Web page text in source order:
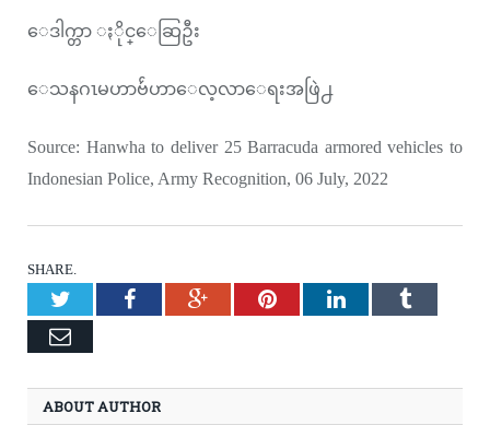
ေဒါက္တာ ႏိုင္ေဆြဦး
ေသနဂၤမဟာဗ်ဴဟာေလ့လာေရးအဖြဲ႕
Source: Hanwha to deliver 25 Barracuda armored vehicles to
Indonesian Police, Army Recognition, 06 July, 2022
SHARE.
TwitterFacebookGoogle+PinterestLinkedInTumblr
Email
ABOUT AUTHOR